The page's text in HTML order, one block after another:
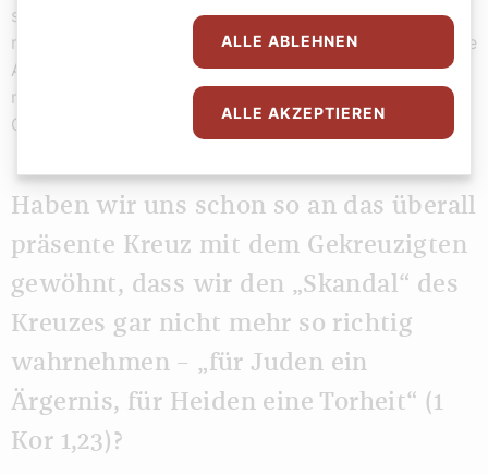
steht, vorgenommen hat. Und insofern ist dieses Bild
mit dem malträtierten Gekreuzigten ein Anstoß, über die
Anstößigkeit des Kreuzes auch heute neu
nachzudenken. Deshalb diese Darstellung auf dem
Cover des Buches.
Haben wir uns schon so an das überall
präsente Kreuz mit dem Gekreuzigten
gewöhnt, dass wir den „Skandal“ des
Kreuzes gar nicht mehr so richtig
wahrnehmen – „für Juden ein
Ärgernis, für Heiden eine Torheit“ (1
Kor 1,23)?
ALLE ABLEHNEN
ALLE AKZEPTIEREN